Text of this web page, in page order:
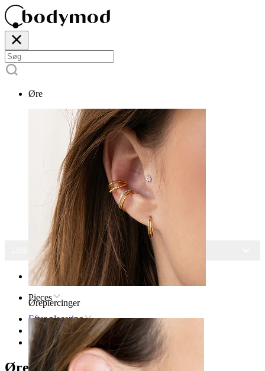
Øre
Ørepiercinger
15% RABAT PÅ ALLE SMYKKER
Forsiden
Pieces
Efter placering
Øre
Øreflip
Øreflip piercingsmykker